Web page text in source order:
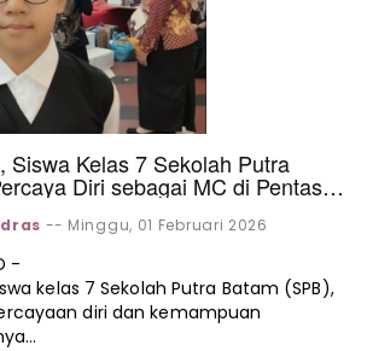
Siswa Kelas 7 Sekolah Putra
Diri sebagai MC di Pentas
-- Minggu, 01 Februari 2026
-
kelas 7 Sekolah Putra Batam (SPB),
diri dan kemampuan